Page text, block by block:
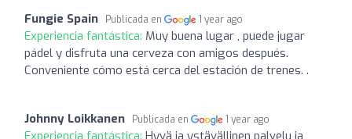
Fungie Spain Publicada en 1 year ago
Experiencia fantástica: Muy buena lugar , puede jugar
pádel y disfruta una cerveza con amigos después.
Conveniente cómo está cerca del estación de trenes. .
Johnny Loikkanen Publicada en 1 year ago
Experiencia fantástica: Hyvä ja ystävällinen palvelu ja